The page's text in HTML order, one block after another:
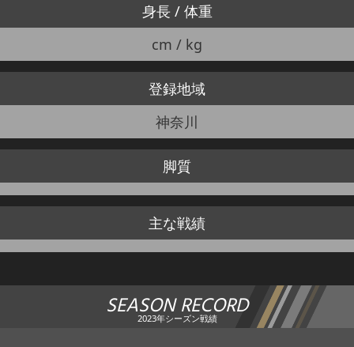
身長 / 体重
cm / kg
登録地域
神奈川
脚質
主な戦績
SEASON RECORD
2023年シーズン戦績